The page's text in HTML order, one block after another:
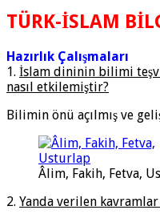
TÜRK-İSLAM
Hazırlık Çalışmaları
1. İslam dininin bilimi
nasıl etkilemiştir?
Bilimin önü açılmış ve
Âlim, Fakih, Fetva,
2. Yanda verilen kavramlar